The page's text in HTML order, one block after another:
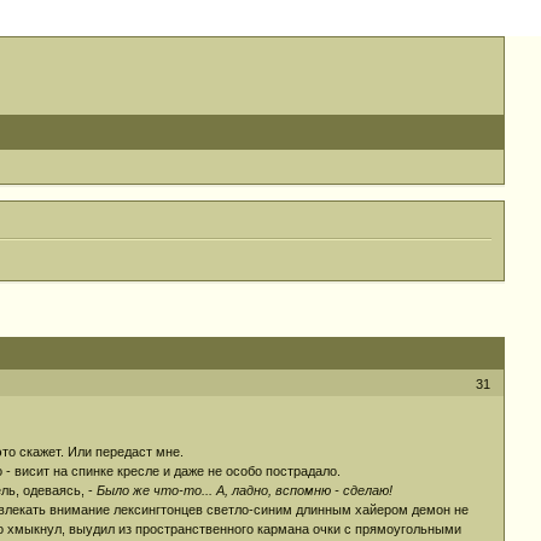
31
скажет. Или передаст мне.
висит на спинке кресле и даже не особо пострадало.
одеваясь, -Было же что-то... А, ладно, вспомню - сделаю!
внимание лексингтонцев светло-синим длинным хайером демон не
выудил из пространственного кармана очки с прямоугольными